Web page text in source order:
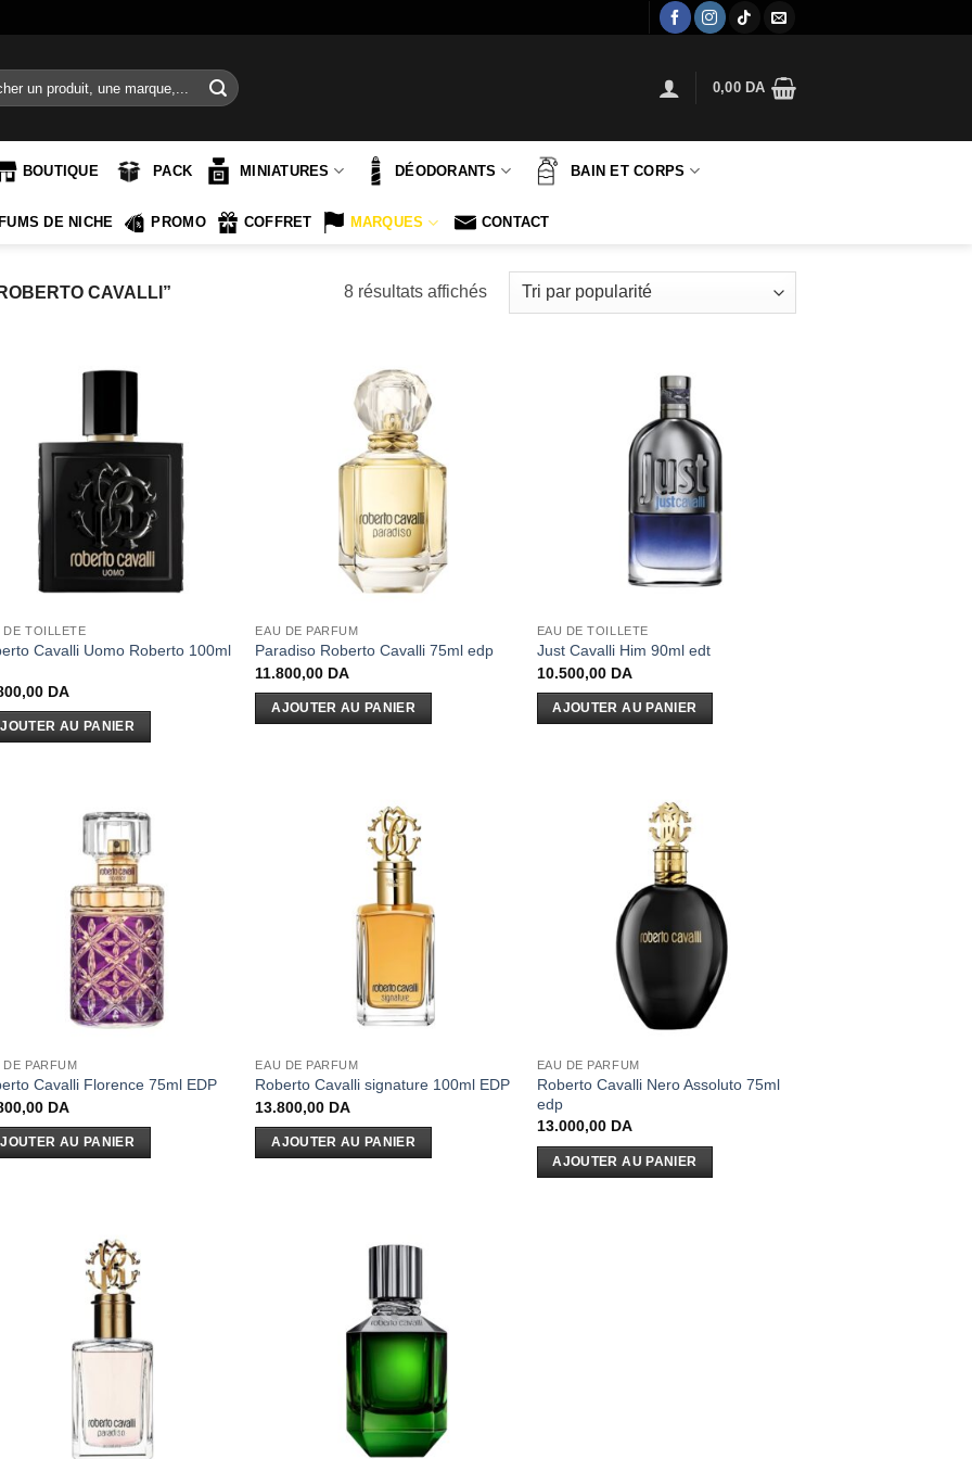
0,00 DA
BOUTIQUE PACK MINIATURES DÉODORANTS BAIN ET CORPS
DE NICHE PROMO COFFRET MARQUES CONTACT
CAVALLI” 8 résultats affichésTrié
par
DE TOILLETE
Cavalli Uomo Roberto 100ml
DA
AU PANIER
EAU DE PARFUM
Paradiso Roberto Cavalli 75ml edp
11.800,00 DA
AJOUTER AU PANIER
EAU DE TOILLETE
Just Cavalli Him 90ml edt
10.500,00 DA
AJOUTER AU PANIER
DE PARFUM
Cavalli Florence 75ml EDP
DA
AU PANIER
EAU DE PARFUM
Roberto Cavalli signature 100ml EDP
13.800,00 DA
AJOUTER AU PANIER
EAU DE PARFUM
Roberto Cavalli Nero Assoluto 75ml
edp
13.000,00 DA
AJOUTER AU PANIER